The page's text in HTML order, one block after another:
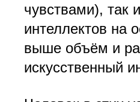
чувствами), так
интеллектов на
выше объём и
искусственный